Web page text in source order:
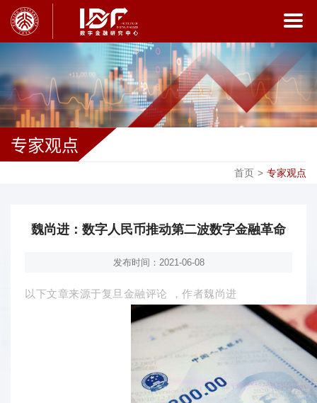
专家观点
首页 > 专家观点
魏尚进：数字人民币推动第二波数字金融革命
发布时间：2021-06-08
以下文章来源于复旦金融评论 ，作者魏尚进